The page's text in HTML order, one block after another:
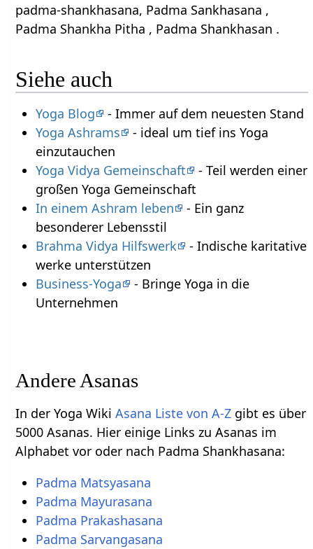
padma-shankhasana, Padma Sankhasana ,
Padma Shankha Pitha , Padma Shankhasan .
Siehe auch
Yoga Blog
- Immer auf dem neuesten Stand
Yoga Ashrams
- ideal um tief ins Yoga
einzutauchen
Yoga Vidya Gemeinschaft
- Teil werden einer
großen Yoga Gemeinschaft
In einem Ashram leben
- Ein ganz
besonderer Lebensstil
Brahma Vidya Hilfswerk
- Indische karitative
werke unterstützen
Business-Yoga
- Bringe Yoga in die
Unternehmen
Andere Asanas
In der Yoga WikiAsana Liste von A-Z gibt es über
5000 Asanas. Hier einige Links zu Asanas im
Alphabet vor oder nach Padma Shankhasana:
Padma Matsyasana
Padma Mayurasana
Padma Prakashasana
Padma Sarvangasana